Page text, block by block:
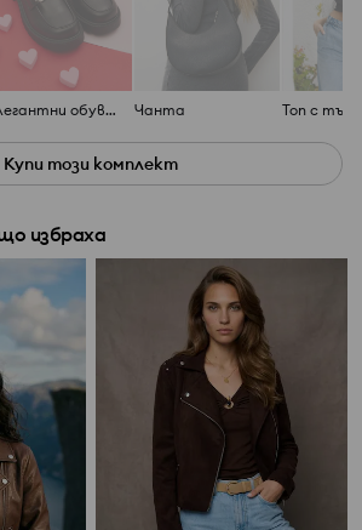
Елегантни обувки Чанта
Купи този комплект
избраха